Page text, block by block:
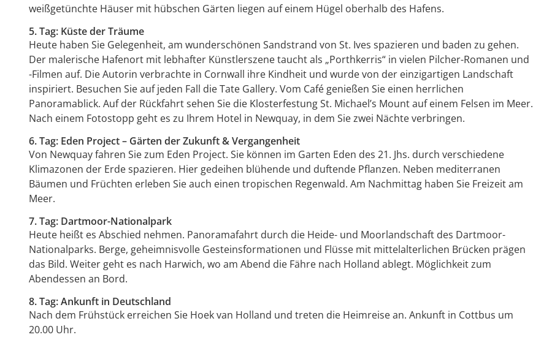
weißgetünchte Häuser mit hübschen Gärten liegen auf einem Hügel oberhalb des Hafens.
5. Tag: Küste der Träume
Heute haben Sie Gelegenheit, am wunderschönen Sandstrand von St. Ives spazieren und baden zu gehen.
Der malerische Hafenort mit lebhafter Künstlerszene taucht als „Porthkerris“ in vielen Pilcher-Romanen und
-Filmen auf. Die Autorin verbrachte in Cornwall ihre Kindheit und wurde von der einzigartigen Landschaft
inspiriert. Besuchen Sie auf jeden Fall die Tate Gallery. Vom Café genießen Sie einen herrlichen
Panoramablick. Auf der Rückfahrt sehen Sie die Klosterfestung St. Michael’s Mount auf einem Felsen im Meer.
Nach einem Fotostopp geht es zu Ihrem Hotel in Newquay, in dem Sie zwei Nächte verbringen.
6. Tag: Eden Project – Gärten der Zukunft & Vergangenheit
Von Newquay fahren Sie zum Eden Project. Sie können im Garten Eden des 21. Jhs. durch verschiedene
Klima­zonen der Erde spazieren. Hier gedeihen blühende und duftende Pflanzen. Neben mediterranen
Bäumen und Früchten erleben Sie auch einen tropischen Regenwald. Am Nachmittag haben Sie Freizeit am
Meer.
7. Tag: Dartmoor-Nationalpark
Heute heißt es Abschied nehmen. Panorama­fahrt durch die Heide- und Moorlandschaft des Dartmoor-
Nationalparks. Berge, geheimnisvolle Gesteinsformationen und Flüsse mit mittelalterlichen Brücken prägen
das Bild. Weiter geht es nach Harwich, wo am Abend die Fähre nach Holland ablegt. Möglichkeit zum
Abendessen an Bord.
8. Tag: Ankunft in Deutschland
Nach dem Frühstück erreichen Sie Hoek van Holland und treten die Heimreise an. Ankunft in Cottbus um
20.00 Uhr.